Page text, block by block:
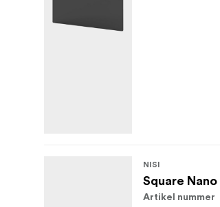
NISI
Square
Artikel nummer